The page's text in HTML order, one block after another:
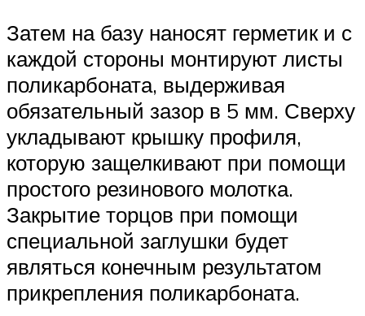
Затем на базу наносят герметик и с
каждой стороны монтируют листы
поликарбоната, выдерживая
обязательный зазор в 5 мм. Сверху
укладывают крышку профиля,
которую защелкивают при помощи
простого резинового молотка.
Закрытие торцов при помощи
специальной заглушки будет
являться конечным результатом
прикрепления поликарбоната.